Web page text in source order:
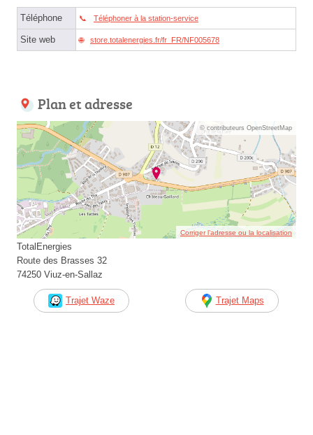
Téléphone Téléphoner à la station-service
Site web store.totalenergies.fr/fr_FR/NF005678
Plan et adresse
© contributeurs OpenStreetMap
Corriger l’adresse ou la localisation
TotalEnergies
Route des Brasses 32
74250 Viuz-en-Sallaz
Trajet Waze Trajet Maps